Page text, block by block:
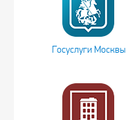
Госуслуги Москвы